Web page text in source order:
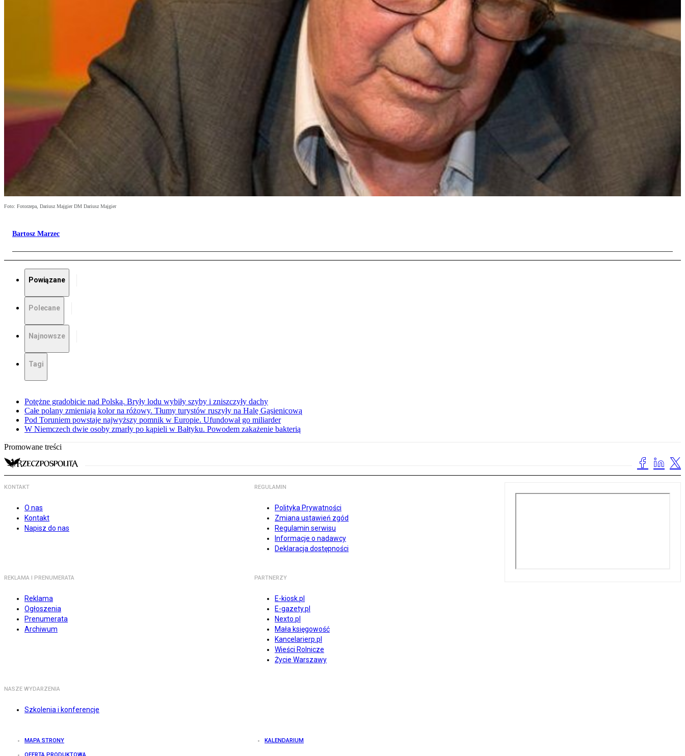
Foto: Fotorzepa, Dariusz Majgier DM Dariusz Majgier
Bartosz Marzec
Powiązane
Polecane
Najnowsze
Tagi
Potężne gradobicie nad Polską. Bryły lodu wybiły szyby i zniszczyły dachy
Całe polany zmieniają kolor na różowy. Tłumy turystów ruszyły na Halę Gąsienicową
Pod Toruniem powstaje najwyższy pomnik w Europie. Ufundował go miliarder
W Niemczech dwie osoby zmarły po kąpieli w Bałtyku. Powodem zakażenie bakterią
Promowane treści
KONTAKT
O nas
Kontakt
Napisz do nas
REGULAMIN
Polityka Prywatności
Zmiana ustawień zgód
Regulamin serwisu
Informacje o nadawcy
Deklaracja dostępności
REKLAMA I PRENUMERATA
Reklama
Ogłoszenia
Prenumerata
Archiwum
PARTNERZY
E-kiosk.pl
E-gazety.pl
Nexto.pl
Mała księgowość
Kancelarierp.pl
Wieści Rolnicze
Życie Warszawy
NASZE WYDARZENIA
Szkolenia i konferencje
MAPA STRONY KALENDARIUM